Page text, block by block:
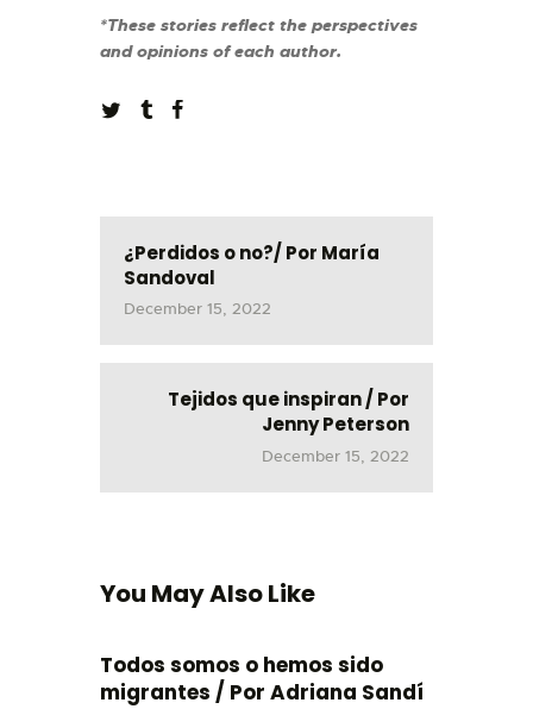
*These stories reflect the perspectives
and opinions of each author.
¿Perdidos o no?/ Por María
Sandoval
December 15, 2022
Tejidos que inspiran / Por
Jenny Peterson
December 15, 2022
You May Also Like
Todos somos o hemos sido
migrantes / Por Adriana Sandí